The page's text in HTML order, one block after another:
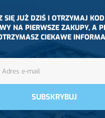
SIĘ JUŻ DZIŚ I OTRZYMAJ KOD
NA PIERWSZE ZAKUPY, A
CIEKAWE